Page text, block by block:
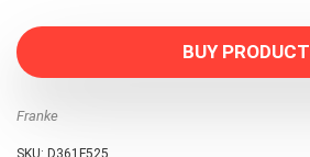
BUY PRODUCT
Franke
SKU: D361F525